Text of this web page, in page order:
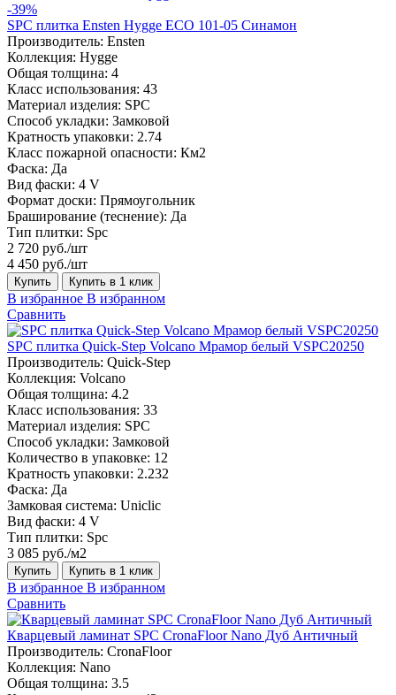
-39%
SPC плитка Ensten Hygge ECO 101-05 Синамон
Производитель: Ensten
Коллекция: Hygge
Общая толщина: 4
Класс использования: 43
Материал изделия: SPC
Способ укладки: Замковой
Кратность упаковки: 2.74
Класс пожарной опасности: Км2
Фаска: Да
Вид фаски: 4 V
Формат доски: Прямоугольник
Браширование (теснение): Да
Тип плитки: Spc
2 720 руб./шт
4 450 руб./шт
Купить Купить в 1 клик
В избранное В избранном
Сравнить
SPC плитка Quick-Step Volcano Мрамор белый VSPC20250
Производитель: Quick-Step
Коллекция: Volcano
Общая толщина: 4.2
Класс использования: 33
Материал изделия: SPC
Способ укладки: Замковой
Количество в упаковке: 12
Кратность упаковки: 2.232
Фаска: Да
Замковая система: Uniclic
Вид фаски: 4 V
Тип плитки: Spc
3 085 руб./м2
Купить Купить в 1 клик
В избранное В избранном
Сравнить
Кварцевый ламинат SPC CronaFloor Nano Дуб Античный
Производитель: CronaFloor
Коллекция: Nano
Общая толщина: 3.5